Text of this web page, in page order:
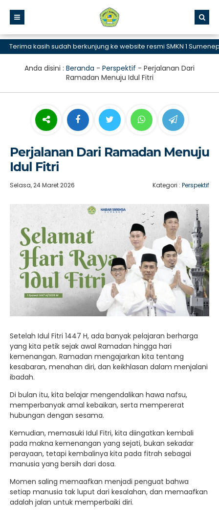
kasih sudah berkunjung ke website resmi SMKN 1 Sumenep,
Anda disini : Beranda - Perspektif - Perjalanan Dari
Ramadan Menuju Idul Fitri
Perjalanan Dari Ramadan Menuju
Idul Fitri
Selasa, 24 Maret 2026 Kategori : Perspektif
Setelah Idul Fitri 1447 H, ada banyak pelajaran berharga
yang kita petik sejak awal Ramadan hingga hari
kemenangan. Ramadan mengajarkan kita tentang
kesabaran, menahan diri, dan keikhlasan dalam menjalani
ibadah.
Di bulan itu, kita belajar mengendalikan hawa nafsu,
memperbanyak amal kebaikan, serta mempererat
hubungan dengan sesama.
Kemudian, memasuki Idul Fitri, kita diingatkan kembali
pada makna kemenangan yang sejati, bukan sekadar
perayaan, tetapi kembalinya kita pada fitrah sebagai
manusia yang bersih dari dosa.
Momen saling memaafkan menjadi penguat bahwa
setiap manusia tak luput dari kesalahan, dan memaafkan
adalah jalan untuk memperbaiki diri.